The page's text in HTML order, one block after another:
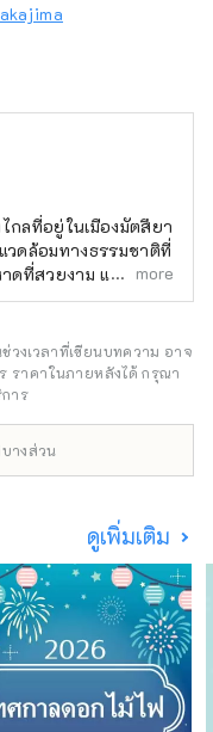
กลที่อยู่ในเมืองมัตสึยา
วดล้อมทางธรรมชาติที่
ดที่สวยงาม และยัง
มแมนดารินอีกด้วย
าศัยในนากาจิมะ ใน
Resident
มกิจกรรมในท้องถิ่น
น่ห์ของนากาจิมะต่อ
อง Meta Nakajima
bgUrmXGm6d
: https://meta-
more
วงเวลาที่เขียนบทความ อาจ
ราคาในภายหลังได้ กรุณา
าร
างส่วน
ดูเพิ่มเติม